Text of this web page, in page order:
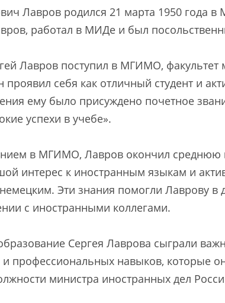
Лавров родился 21 марта 1950 года в
работал в МИДе и был
Лавров поступил в МГИМО,
проявил себя как отличный студент и
ему было присуждено почетное
успехи в учебе».
в МГИМО, Лавров окончил среднюю
интерес к иностранным языкам и
Эти знания помогли Лаврову в
с иностранными коллегами.
Сергея Лаврова сыграли
профессиональных навыков, которые
министра иностранных дел